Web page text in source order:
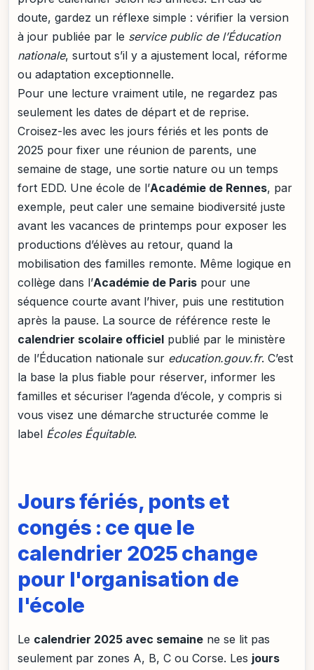
doute, gardez un réflexe simple : vérifier la version
à jour publiée par le service public de l’Éducation
nationale, surtout s’il y a ajustement local, réforme
ou adaptation exceptionnelle.
Pour une lecture vraiment utile, ne regardez pas
seulement les dates de départ et de reprise.
Croisez-les avec les jours fériés et les ponts de
2025 pour fixer une réunion de parents, une
semaine de stage, une sortie nature ou un temps
fort EDD. Une école de l’Académie de Rennes, par
exemple, peut caler une semaine biodiversité juste
avant les vacances de printemps pour exposer les
productions d’élèves au retour, quand la
mobilisation des familles remonte. Même logique en
collège dans l’Académie de Paris pour une
séquence courte avant l’hiver, puis une restitution
après la pause. La source de référence reste le
calendrier scolaire officiel publié par le ministère
de l’Éducation nationale sur education.gouv.fr. C’est
la base la plus fiable pour réserver, informer les
familles et sécuriser l’agenda d’école, y compris si
vous visez une démarche structurée comme le
label Écoles Équitable.
Jours fériés, ponts et
congés : ce que le
calendrier 2025 change
pour l'organisation de
l'école
Le calendrier 2025 avec semaine ne se lit pas
seulement par zones A, B, C ou Corse. Les jours